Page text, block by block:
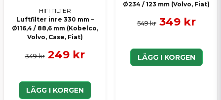
HIFI FILTER
Luftfilter inre 330 mm –
Ø116,4 / 88,6 mm (Kobelco,
Volvo, Case, Fiat)
349 kr 249 kr
LÄGG I KORGEN
Ø234 / 123 mm (Volvo, Fiat)
549 kr 349 kr
LÄGG I KORGEN
Skicka en fråga